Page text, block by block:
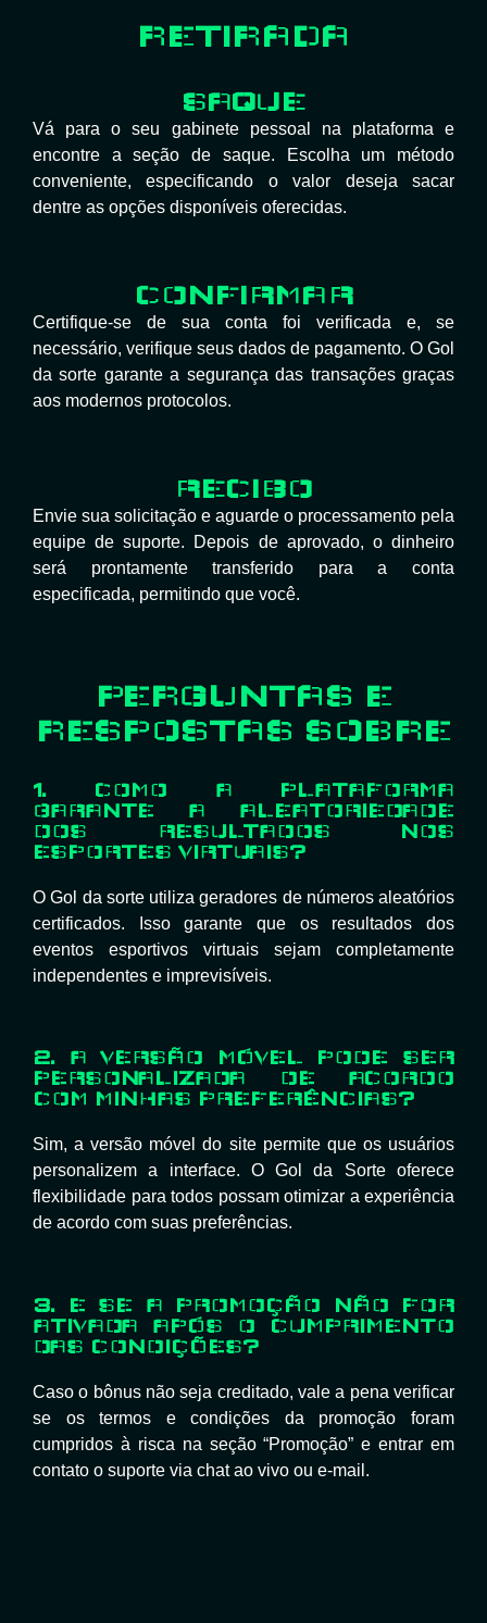
RETIRADA
SAQUE
Vá para o seu gabinete pessoal na plataforma e
encontre a seção de saque. Escolha um método
conveniente, especificando o valor deseja sacar
dentre as opções disponíveis oferecidas.
CONFIRMAR
Certifique-se de sua conta foi verificada e, se
necessário, verifique seus dados de pagamento. O Gol
da sorte garante a segurança das transações graças
aos modernos protocolos.
RECIBO
Envie sua solicitação e aguarde o processamento pela
equipe de suporte. Depois de aprovado, o dinheiro
será prontamente transferido para a conta
especificada, permitindo que você.
PERGUNTAS E
RESPOSTAS SOBRE
1. COMO A PLATAFORMA
GARANTE A ALEATORIEDADE
DOS RESULTADOS NOS
ESPORTES VIRTUAIS?
O Gol da sorte utiliza geradores de números aleatórios
certificados. Isso garante que os resultados dos
eventos esportivos virtuais sejam completamente
independentes e imprevisíveis.
2. A VERSÃO MÓVEL PODE SER
PERSONALIZADA DE ACORDO
COM MINHAS PREFERÊNCIAS?
Sim, a versão móvel do site permite que os usuários
personalizem a interface. O Gol da Sorte oferece
flexibilidade para todos possam otimizar a experiência
de acordo com suas preferências.
3. E SE A PROMOÇÃO NÃO FOR
ATIVADA APÓS O CUMPRIMENTO
DAS CONDIÇÕES?
Caso o bônus não seja creditado, vale a pena verificar
se os termos e condições da promoção foram
cumpridos à risca na seção “Promoção” e entrar em
contato o suporte via chat ao vivo ou e-mail.